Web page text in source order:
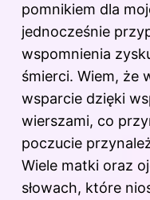
pomnikiem dla
jednocześnie
wspomnienia
śmierci. Wiem, że
wsparcie dzięki
wierszami, co
poczucie
Wiele matki oraz
słowach, które